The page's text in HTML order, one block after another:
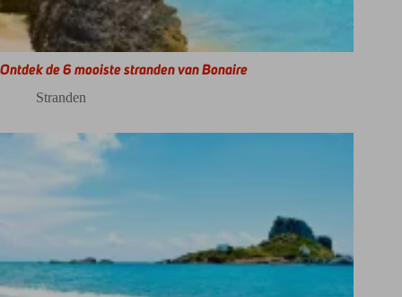
Ontdek de 6 mooiste stranden van Bonaire
Stranden